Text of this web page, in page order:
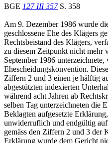
BGE 127 III 357S. 358
Am 9. Dezember 1986 wurde
geschlossene Ehe des Klägers
Rechtsbeistand des Klägers,
zu diesem Zeitpunkt nicht mehr
September 1986
Ehescheidungskonvention.
Ziffern 2 und 3 einen je hälftig
abgestützten indexierten
während acht Jahren ab
selben Tag unterzeichneten die
Beklagten aufgesetzte
unwiderruflich und endgültig
gemäss den Ziffern 2 und 3 der
Erklärung wurde dem Gericht